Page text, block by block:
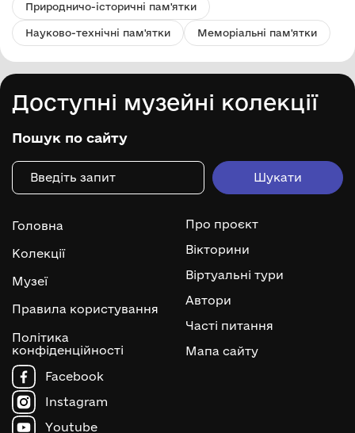
Природничо-історичні пам'ятки
Науково-технічні пам'ятки Меморіальні пам'ятки
Доступні музейні колекції
Пошук по сайту
Головна
Колекції
Музеї
Правила користування
Політика
конфіденційності
Про проєкт
Вікторини
Віртуальні тури
Автори
Часті питання
Мапа сайту
Facebook
Instagram
Youtube